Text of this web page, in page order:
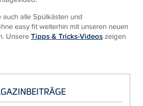
alle Spülkästen und
easy fit weiterhin mit unseren neuen
UnsereTipps & Tricks-Videoszeigen